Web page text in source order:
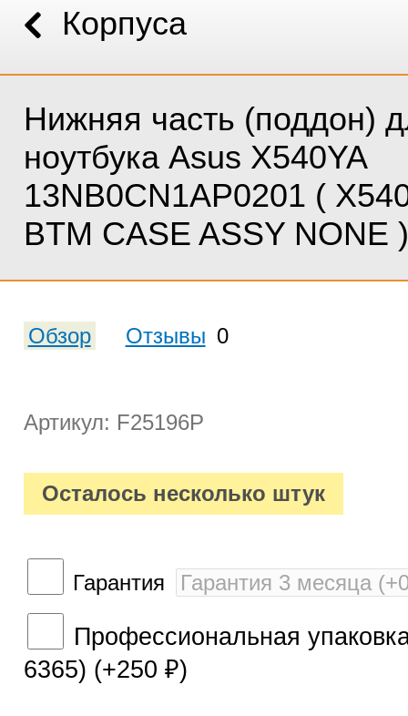
Корпуса
Нижняя часть (поддон)
ноутбука Asus X540YA
13NB0CN1AP0201 (
BTM CASE ASSY NONE )
Обзор Отзывы 0
Артикул: F25196P
Осталось несколько штук
Гарантия
Профессиональная
6365) (+250 ₽)